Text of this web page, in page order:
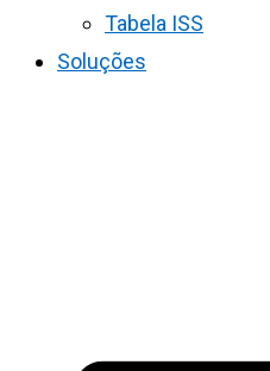
Tabela ISS
Soluções